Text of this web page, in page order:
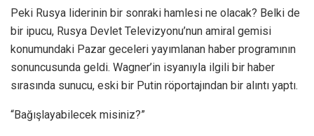
Peki Rusya liderinin bir sonraki hamlesi ne olacak? Belki de
bir ipucu, Rusya Devlet Televizyonu’nun amiral gemisi
konumundaki Pazar geceleri yayımlanan haber programının
sonuncusunda geldi. Wagner’in isyanıyla ilgili bir haber
sırasında sunucu, eski bir Putin röportajından bir alıntı yaptı.
“Bağışlayabilecek misiniz?”